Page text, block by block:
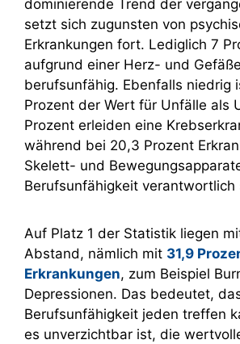
dominierende Trend der
setzt sich zugunsten von
Erkrankungen fort. Lediglich 7
aufgrund einer Herz- und
berufsunfähig. Ebenfalls niedrig
Prozent der Wert für Unfälle als
Prozent erleiden eine
während bei 20,3 Prozent
Skelett- und
Berufsunfähigkeit verantwortlich
Auf Platz 1 der Statistik liegen
Abstand, nämlich mit 31,9
Erkrankungen, zum Beispiel
Depressionen. Das bedeutet,
Berufsunfähigkeit jeden treffen
es unverzichtbar ist, die